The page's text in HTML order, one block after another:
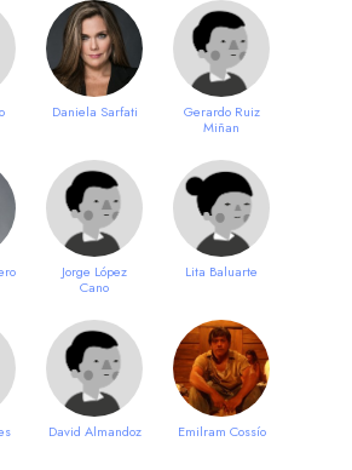
Daniela Sarfati
Gerardo Ruiz
Miñan
Jorge López
Cano
Lita Baluarte
David Almandoz Emilram Cossío